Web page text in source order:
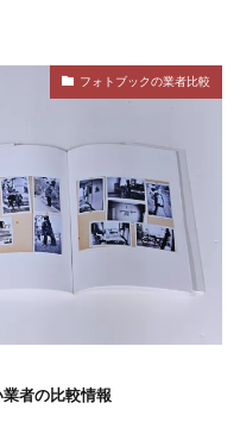
フォトブックの業者比較
者の比較情報